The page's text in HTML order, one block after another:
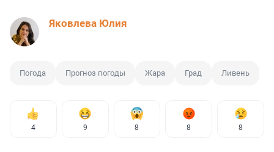
Яковлева Юлия
Погода Прогноз погоды Жара Град Ливень
4 9 8 8 8